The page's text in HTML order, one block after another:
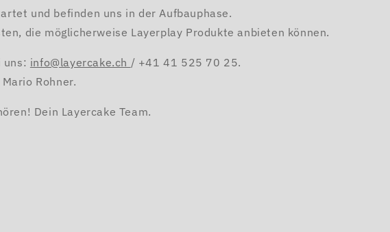
und befinden uns in der Aufbauphase.
die möglicherweise Layerplay Produkte anbieten können.
info@layercake.ch / +41 41 525 70 25.
Rohner.
Dein Layercake Team.